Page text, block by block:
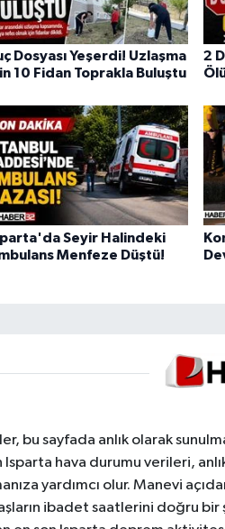
Dosyası Yeşerdi! Uzlaşma
10 Fidan Toprakla Buluştu
2
Seyir Halindeki
Menfeze Düştü!
bu sayfada anlık olarak
hava durumu verileri,
yardımcı olur. Manevi
ibadet saatlerini doğru